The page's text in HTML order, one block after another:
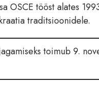
OSCE tööst alates
traditsioonidele.
toimub 9.